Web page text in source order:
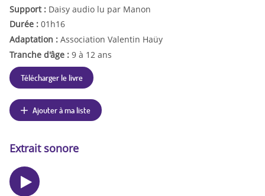
Support : Daisy audio lu par Manon
Durée : 01h16
Adaptation : Association Valentin Haüy
Tranche d'âge : 9 à 12 ans
Télécharger le livre
Ajouter à ma liste
Extrait sonore